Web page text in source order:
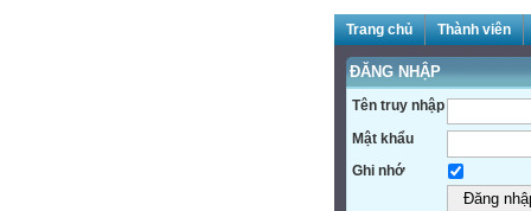
Trang chủ Thành viên
ĐĂNG NHẬP
Tên truy nhập
Mật khẩu
Ghi nhớ